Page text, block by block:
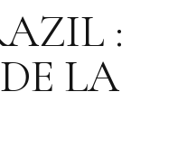
:
LA